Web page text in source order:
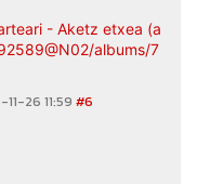
- Aketz etxea
albums/
26 11:59 #6